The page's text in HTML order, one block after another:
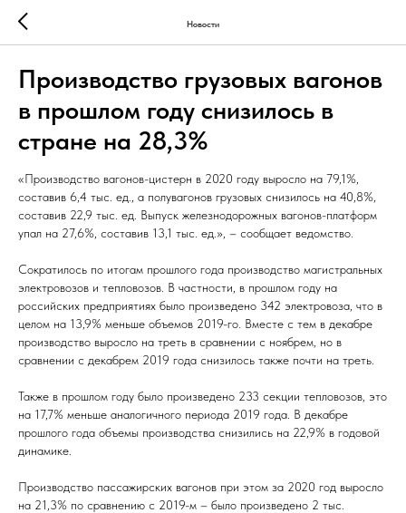
Новости
Производство грузовых вагонов
в прошлом году снизилось в
стране на 28,3%
«Производство вагонов-цистерн в 2020 году выросло на 79,1%,
составив 6,4 тыс. ед., а полувагонов грузовых снизилось на 40,8%,
составив 22,9 тыс. ед. Выпуск железнодорожных вагонов-платформ
упал на 27,6%, составив 13,1 тыс. ед.», – сообщает ведомство.
Сократилось по итогам прошлого года производство магистральных
электровозов и тепловозов. В частности, в прошлом году на
российских предприятиях было произведено 342 электровоза, что в
целом на 13,9% меньше объемов 2019-го. Вместе с тем в декабре
производство выросло на треть в сравнении с ноябрем, но в
сравнении с декабрем 2019 года снизилось также почти на треть.
Также в прошлом году было произведено 233 секции тепловозов, это
на 17,7% меньше аналогичного периода 2019 года. В декабре
прошлого года объемы производства снизились на 22,9% в годовой
динамике.
Производство пассажирских вагонов при этом за 2020 год выросло
на 21,3% по сравнению с 2019-м – было произведено 2 тыс.